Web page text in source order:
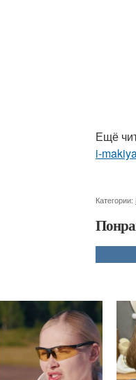
Ещё
i-
Категории: